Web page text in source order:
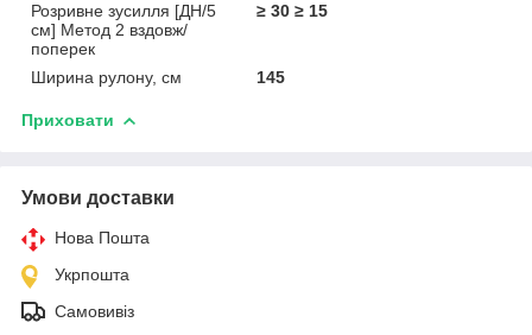
Розривне зусилля [ДН/5
см] Метод 2 вздовж/
поперек
≥ 30 ≥ 15
Ширина рулону, см 145
Приховати
Умови доставки
Нова Пошта
Укрпошта
Самовивіз